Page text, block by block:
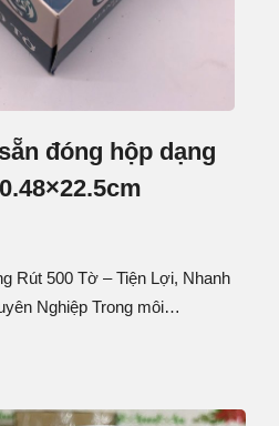
đóng hộp dạng
Rút 500 Tờ – Tiện Lợi, Nhanh
Nghiệp Trong môi…